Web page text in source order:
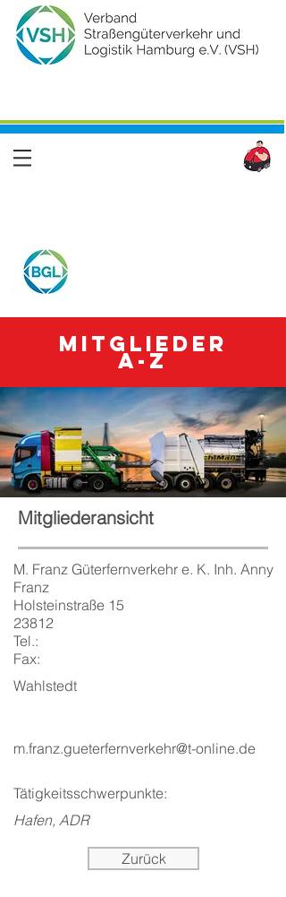
Mitglieder
A-Z
Mitgliederansicht
M. Franz Güterfernverkehr e. K. Inh. Anny
Franz
Holsteinstraße 15
23812
Tel.:
Fax:
Wahlstedt
m.franz.gueterfernverkehr@t-online.de
Tätigkeitsschwerpunkte:
Hafen, ADR
Zurück